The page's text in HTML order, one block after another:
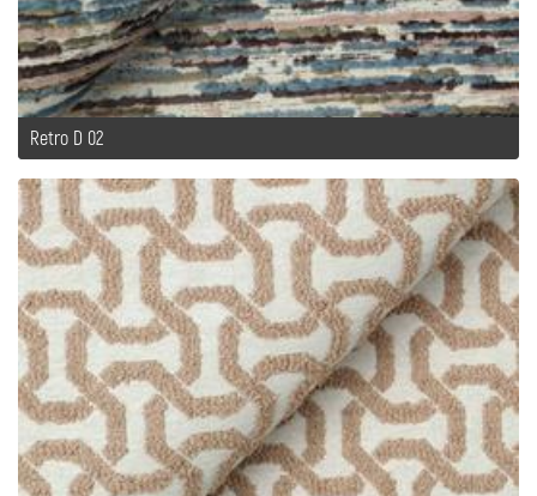
Retro D 02